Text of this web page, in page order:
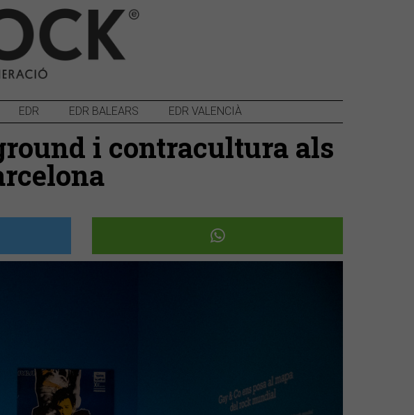
EDR EDR BALEARS EDR VALENCIÀ
i contracultura als